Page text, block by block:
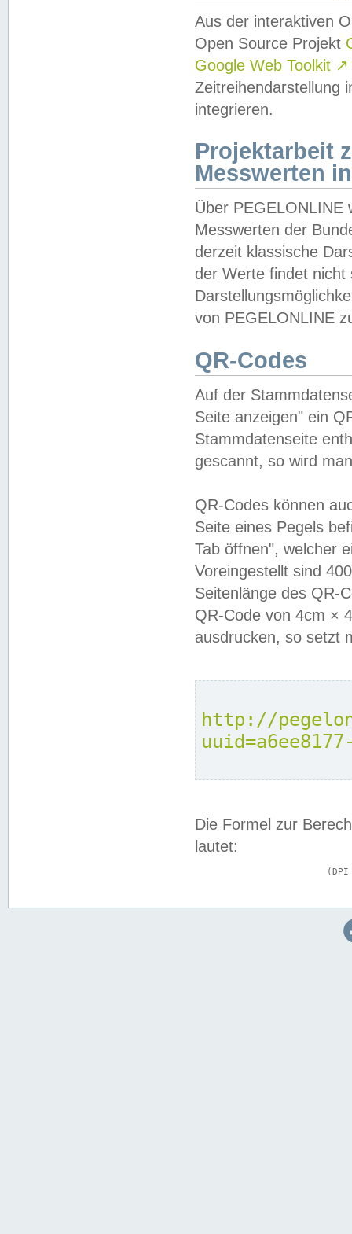
Aus der interaktiven
Open Source Projekt
Google Web Toolkit ↗
Zeitreihendarstellung
integrieren.
Projektarbeit
Messwerten
Über PEGELONLINE
Messwerten der
derzeit klassische
der Werte findet
von PEGELONLINE
QR-Codes
Auf der
Seite anzeigen" ein
Stammdatenseite
gescannt, so wird
QR-Codes können
Seite eines Pegels
Tab öffnen", welcher
Voreingestellt sind
Seitenlänge des QR-
QR-Code von 4cm ×
ausdrucken, so setzt
http://
Die Formel zur
lautet: